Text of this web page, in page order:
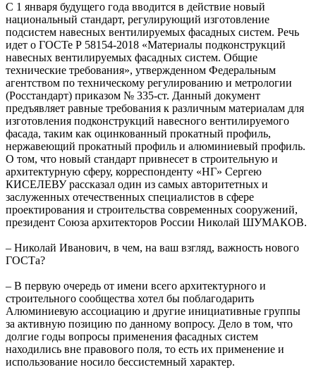
С 1 января будущего года вводится в действие новый
национальный стандарт, регулирующий изготовление
подсистем навесных вентилируемых фасадных систем. Речь
идет о ГОСТе Р 58154-2018 «Материалы подконструкций
навесных вентилируемых фасадных систем. Общие
технические требования», утвержденном Федеральным
агентством по техническому регулированию и метрологии
(Росстандарт) приказом № 335-ст. Данный документ
предъявляет равные требования к различным материалам для
изготовления подконструкций навесного вентилируемого
фасада, таким как оцинкованный прокатный профиль,
нержавеющий прокатный профиль и алюминиевый профиль.
О том, что новый стандарт привнесет в строительную и
архитектурную сферу, корреспонденту «НГ» Сергею
КИСЕЛЕВУ рассказал один из самых авторитетных и
заслуженных отечественных специалистов в сфере
проектирования и строительства современных сооружений,
президент Союза архитекторов России Николай ШУМАКОВ.
– Николай Иванович, в чем, на ваш взгляд, важность нового
ГОСТа?
– В первую очередь от имени всего архитектурного и
строительного сообщества хотел бы поблагодарить
Алюминиевую ассоциацию и другие инициативные группы
за активную позицию по данному вопросу. Дело в том, что
долгие годы вопросы применения фасадных систем
находились вне правового поля, то есть их применение и
использование носило бессистемный характер.